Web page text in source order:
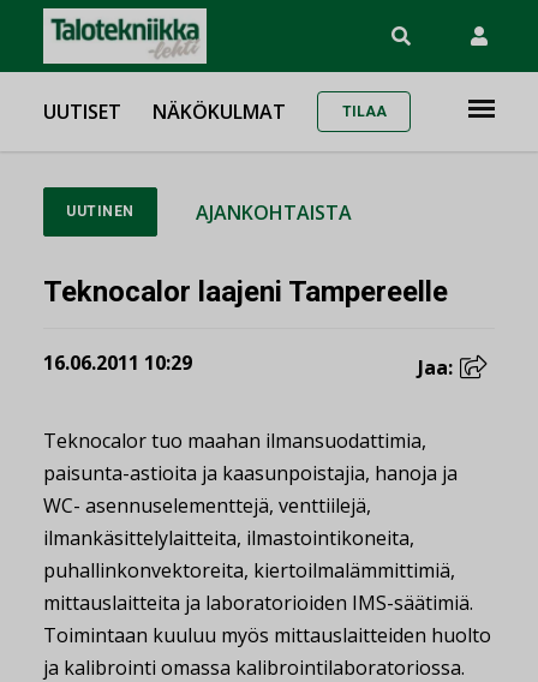
UUTISET NÄKÖKULMAT TILAA
UUTINEN AJANKOHTAISTA
Teknocalor laajeni Tampereelle
16.06.2011 10:29 Jaa:
Teknocalor tuo maahan ilmansuodattimia,
paisunta-astioita ja kaasunpoistajia, hanoja ja
WC- asennuselementtejä, venttiilejä,
ilmankäsittelylaitteita, ilmastointikoneita,
puhallinkonvektoreita, kiertoilmalämmittimiä,
mittauslaitteita ja laboratorioiden IMS-säätimiä.
Toimintaan kuuluu myös mittauslaitteiden huolto
ja kalibrointi omassa kalibrointilaboratoriossa.